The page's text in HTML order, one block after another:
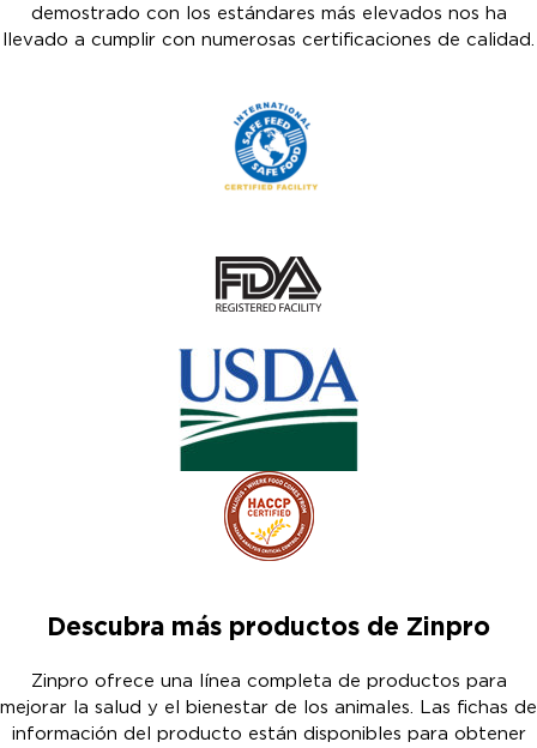
demostrado con los estándares más elevados nos ha
llevado a cumplir con numerosas certificaciones de calidad.
Descubra más productos de Zinpro
Zinpro ofrece una línea completa de productos para
mejorar la salud y el bienestar de los animales. Las fichas de
información del producto están disponibles para obtener